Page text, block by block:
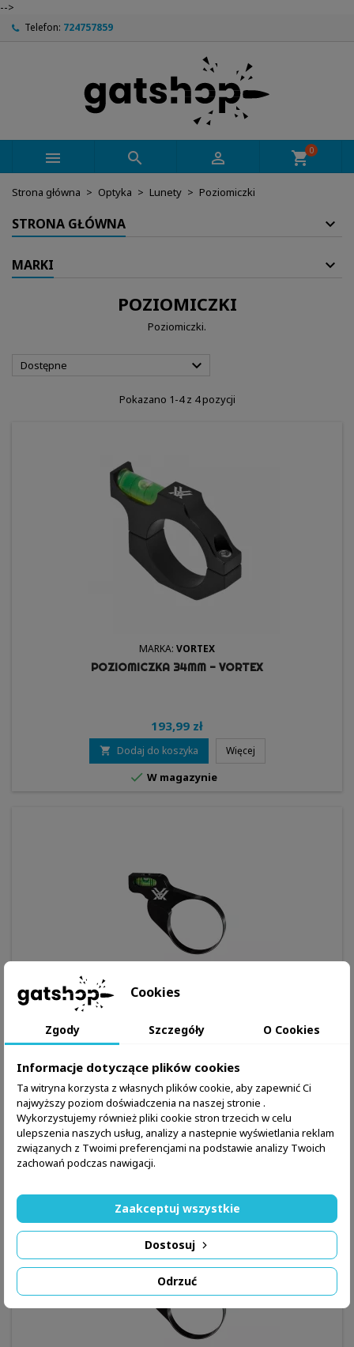
-->
Telefon: 724757859
   shopping_cart0
Strona główna Optyka Lunety Poziomiczki
STRONA GŁÓWNA
MARKI
POZIOMICZKI
Poziomiczki.
Dostępne 
Pokazano 1-4 z 4 pozycji
MARKA: VORTEX
POZIOMICZKA 34MM - VORTEX
193,99 zł
 Dodaj do koszyka Więcej
 W magazynie
MARKA:VORTEX
238,99 zł
 Dodaj do koszyka Więcej
W magazynie
Cookies
Zgody Szczegóły O Cookies
Informacje dotyczące plików cookies
Ta witryna korzysta z własnych plików cookie, aby zapewnić Ci
najwyższy poziom doświadczenia na naszej stronie .
Wykorzystujemy również pliki cookie stron trzecich w celu
ulepszenia naszych usług, analizy a nastepnie wyświetlania reklam
związanych z Twoimi preferencjami na podstawie analizy Twoich
zachowań podczas nawigacji.
Odrzuć
Dostosuj
Zaakceptuj wszystkie